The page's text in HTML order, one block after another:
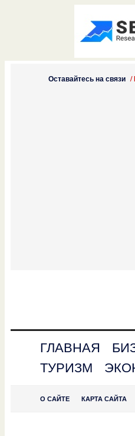
Оставайтесь на связи /
ГЛАВНАЯ
ТУРИЗМ
О САЙТЕ КАРТА САЙТА